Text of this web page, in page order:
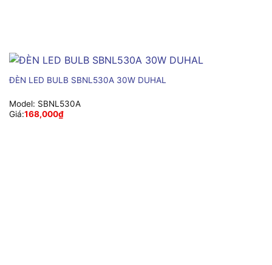
ĐÈN LED BULB SBNL530A 30W DUHAL
Model: SBNL530A
Giá:168,000₫